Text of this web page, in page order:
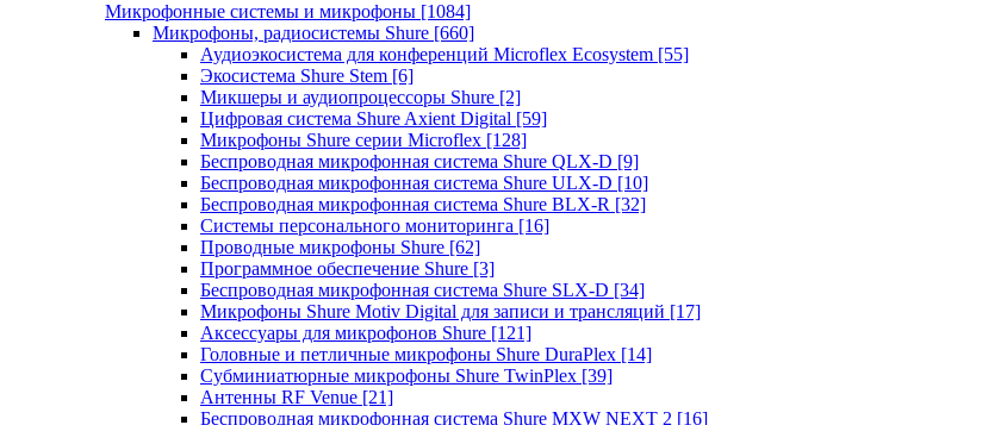
Микрофонные системы и микрофоны [1084]
Микрофоны, радиосистемы Shure [660]
Аудиоэкосистема для конференций Microflex Ecosystem [55]
Экосистема Shure Stem [6]
Микшеры и аудиопроцессоры Shure [2]
Цифровая система Shure Axient Digital [59]
Микрофоны Shure серии Microflex [128]
Беспроводная микрофонная система Shure QLX-D [9]
Беспроводная микрофонная система Shure ULX-D [10]
Беспроводная микрофонная система Shure BLX-R [32]
Системы персонального мониторинга [16]
Проводные микрофоны Shure [62]
Программное обеспечение Shure [3]
Беспроводная микрофонная система Shure SLX-D [34]
Микрофоны Shure Motiv Digital для записи и трансляций [17]
Аксессуары для микрофонов Shure [121]
Головные и петличные микрофоны Shure DuraPlex [14]
Субминиатюрные микрофоны Shure TwinPlex [39]
Антенны RF Venue [21]
Беспроводная микрофонная система Shure MXW NEXT 2 [16]